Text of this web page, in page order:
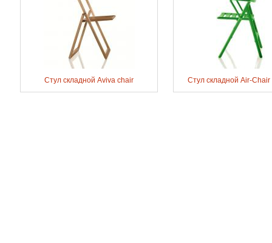
Стул складной Aviva chair Стул складной Air-